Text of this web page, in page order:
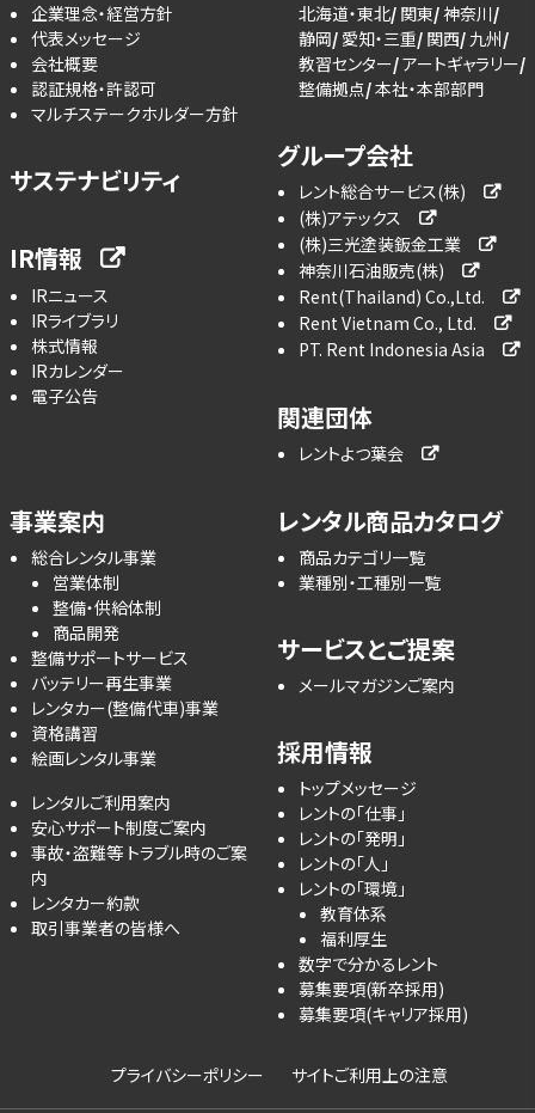
企業理念・経営方針
代表メッセージ
会社概要
認証規格・許認可
マルチステークホルダー方針
サステナビリティ
IR情報
IRニュース
IRライブラリ
株式情報
IRカレンダー
電子公告
北海道・東北 関東 神奈川
静岡 愛知・三重 関西 九州
教習センター アートギャラリー
整備拠点 本社・本部部門
グループ会社
レント総合サービス(株)
(株)アテックス
(株)三光塗装鈑金工業
神奈川石油販売(株)
Rent(Thailand) Co.,Ltd.
Rent Vietnam Co., Ltd.
PT. Rent Indonesia Asia
関連団体
レントよつ葉会
事業案内
総合レンタル事業
営業体制
整備・供給体制
商品開発
整備サポートサービス
バッテリー再生事業
レンタカー(整備代車)事業
資格講習
絵画レンタル事業
レンタルご利用案内
安心サポート制度ご案内
事故・盗難等 トラブル時のご案
内
レンタカー約款
取引事業者の皆様へ
レンタル商品カタログ
商品カテゴリ一覧
業種別・工種別一覧
サービスとご提案
メールマガジンご案内
採用情報
トップメッセージ
レントの「仕事」
レントの「発明」
レントの「人」
レントの「環境」
教育体系
福利厚生
数字で分かるレント
募集要項(新卒採用)
募集要項(キャリア採用)
プライバシーポリシー サイトご利用上の注意